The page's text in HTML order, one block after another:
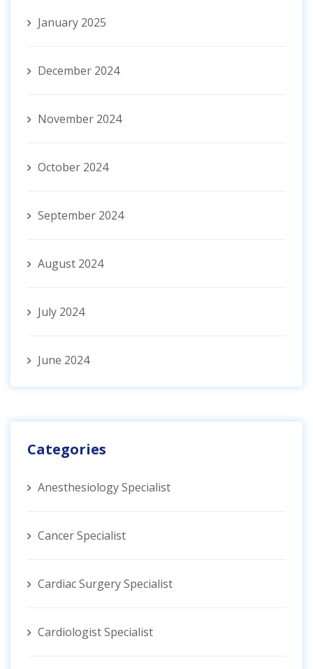
January 2025
December 2024
November 2024
October 2024
September 2024
August 2024
July 2024
June 2024
Categories
Anesthesiology Specialist
Cancer Specialist
Cardiac Surgery Specialist
Cardiologist Specialist